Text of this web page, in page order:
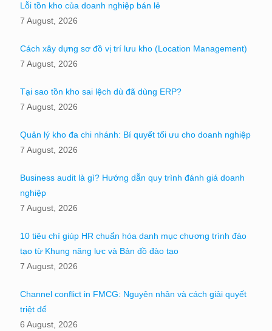
Lỗi tồn kho của doanh nghiệp bán lẻ
7 August, 2026
Cách xây dựng sơ đồ vị trí lưu kho (Location Management)
7 August, 2026
Tại sao tồn kho sai lệch dù đã dùng ERP?
7 August, 2026
Quản lý kho đa chi nhánh: Bí quyết tối ưu cho doanh nghiệp
7 August, 2026
Business audit là gì? Hướng dẫn quy trình đánh giá doanh
nghiệp
7 August, 2026
10 tiêu chí giúp HR chuẩn hóa danh mục chương trình đào
tạo từ Khung năng lực và Bản đồ đào tạo
7 August, 2026
Channel conflict in FMCG: Nguyên nhân và cách giải quyết
triệt để
6 August, 2026